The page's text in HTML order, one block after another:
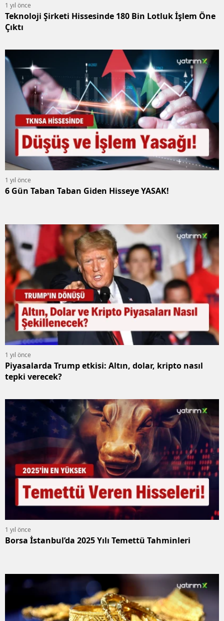
1 yıl önce
Teknoloji Şirketi Hissesinde 180 Bin Lotluk İşlem Öne
Çıktı
1 yıl önce
6 Gün Taban Taban Giden Hisseye YASAK!
1 yıl önce
Piyasalarda Trump etkisi: Altın, dolar, kripto nasıl
tepki verecek?
1 yıl önce
Borsa İstanbul’da 2025 Yılı Temettü Tahminleri